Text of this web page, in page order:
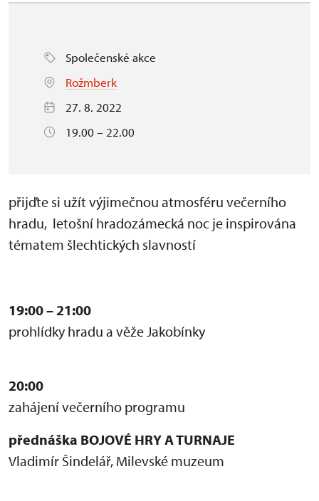
Společenské akce
Rožmberk
27. 8. 2022
19.00 – 22.00
přijďte si užít výjimečnou atmosféru večerního
hradu, letošní hradozámecká noc je inspirována
tématem šlechtických slavností
19:00 – 21:00
prohlídky hradu a věže Jakobínky
20:00
zahájení večerního programu
přednáška BOJOVÉ HRY A TURNAJE
Vladimír Šindelář, Milevské muzeum